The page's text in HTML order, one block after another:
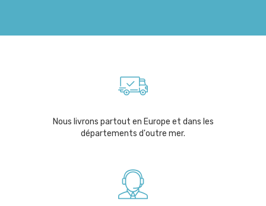
Nous livrons partout en Europe et dans les
départements d'outre mer.